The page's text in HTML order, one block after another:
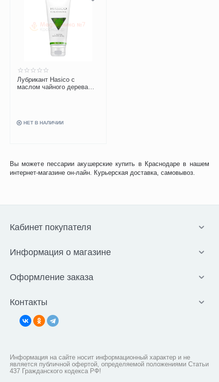
Вы можете пессарии акушерские купить в Краснодаре в нашем
интернет-магазине он-лайн. Курьерская доставка, самовывоз.
Лубрикант Hasico c
маслом чайного дерева
НЕТ В НАЛИЧИИ
Кабинет покупателя
Информация о магазине
Оформление заказа
Контакты
Информация на сайте носит информационный характер и не
является публичной офертой, определяемой положениями Статьи
437 Гражданского кодекса РФ!